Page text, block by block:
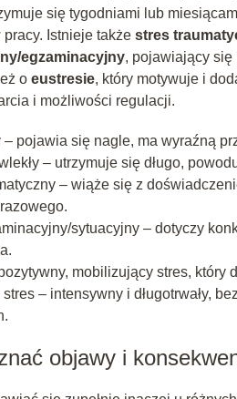
się tygodniami lub
Istnieje także stres
egzaminacyjny, pojawiający się
o eustresie, który motywuje i
i możliwości regulacji.
– pojawia się nagle, ma wyraźną
– utrzymuje się długo,
– wiąże się z
sytuacyjny – dotyczy
mobilizujący stres,
stres – intensywny i długotrwały,
objawy i